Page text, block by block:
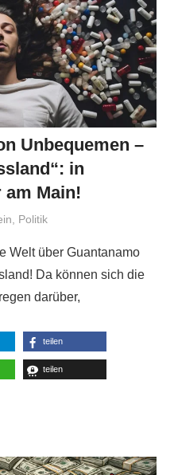
Unbequemen –
in
Main!
Politik
Welt über Guantanamo
Da können sich die
darüber,
teilen
teilen